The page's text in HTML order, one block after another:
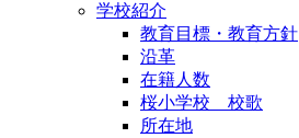
学校紹介
教育目標・教育方針
沿革
在籍人数
桜小学校 校歌
所在地